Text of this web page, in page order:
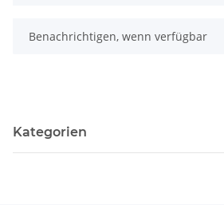
Benachrichtigen, wenn verfügbar
Kategorien